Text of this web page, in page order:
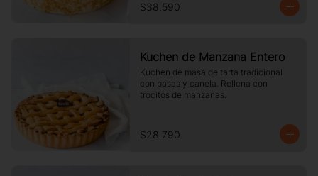
$38.590
Kuchen de Manzana Entero
Kuchen de masa de tarta tradicional
con pasas y canela. Rellena con
trocitos de manzanas.
$28.790